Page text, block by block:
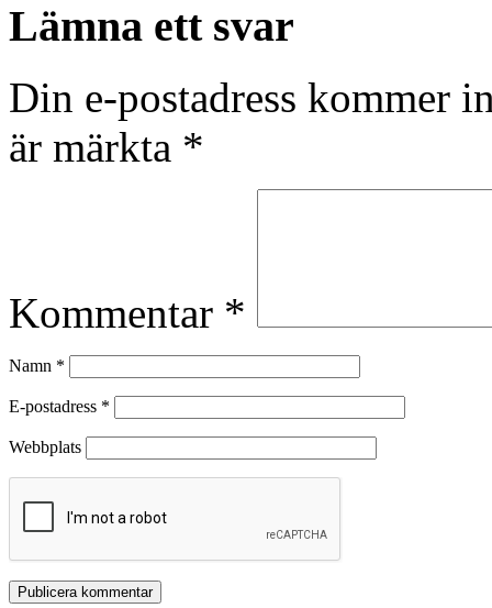
Lämna ett svar
Din e-postadress kommer
är märkta *
Kommentar *
Namn *
E-postadress *
Webbplats